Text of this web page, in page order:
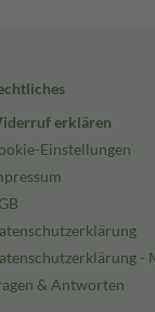
erklären
Einstellungen
-
& Antworten